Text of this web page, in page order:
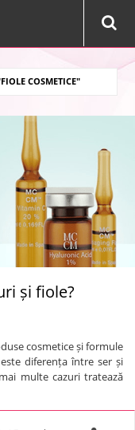
COSMETICE"
și fiole?
cosmetice și formule
diferența între ser și
multe cazuri tratează